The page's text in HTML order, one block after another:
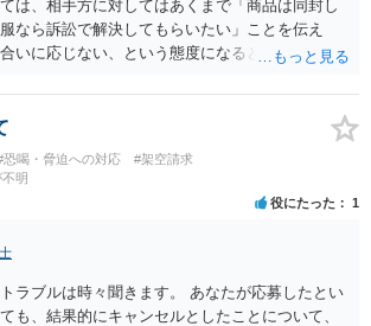
は、相手方に対してはあくまで「商品は同封し
なら訴訟で解決してもらいたい」ことを伝え
いに応じない、という態度になると思います。
「返金は絶対にしたくありません」ということ
気で対応することになるでしょう。
恐喝・脅迫への対応
#架空請求
明
役にたった 1
ラブルは時々聞きます。 あなたが応募したとい
も、結果的にキャンセルとしたことについて、